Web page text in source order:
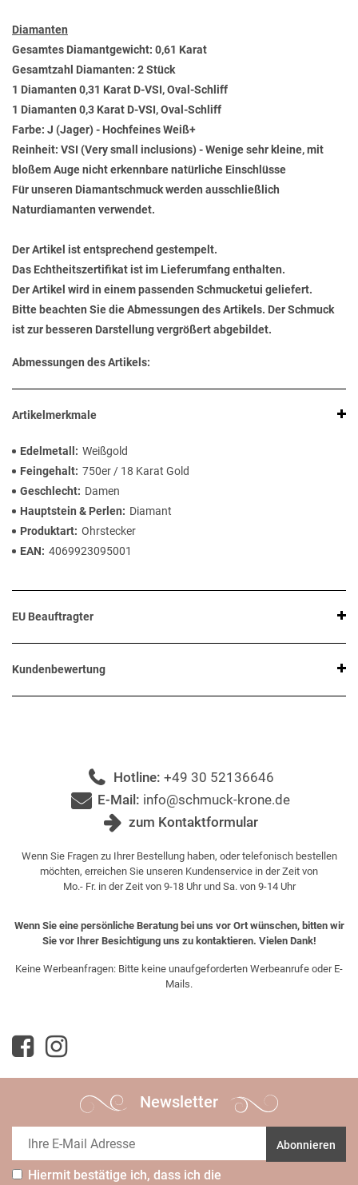
Diamanten
Gesamtes Diamantgewicht: 0,61 Karat
Gesamtzahl Diamanten: 2 Stück
1 Diamanten 0,31 Karat D-VSI, Oval-Schliff
1 Diamanten 0,3 Karat D-VSI, Oval-Schliff
Farbe: J (Jager) - Hochfeines Weiß+
Reinheit: VSI (Very small inclusions) - Wenige sehr kleine, mit
bloßem Auge nicht erkennbare natürliche Einschlüsse
Für unseren Diamantschmuck werden ausschließlich
Naturdiamanten verwendet.
Der Artikel ist entsprechend gestempelt.
Das Echtheitszertifikat ist im Lieferumfang enthalten.
Der Artikel wird in einem passenden Schmucketui geliefert.
Bitte beachten Sie die Abmessungen des Artikels. Der Schmuck
ist zur besseren Darstellung vergrößert abgebildet.
Abmessungen des Artikels:
Artikelmerkmale
Edelmetall
Weißgold
Feingehalt 750er / 18 Karat Gold
Geschlecht
Damen
Hauptstein & Perlen
Diamant
Produktart Ohrstecker
EAN
4069923095001
EU Beauftragter
Kundenbewertung
Hotline: +49 30 52136646
E-Mail: info@schmuck-krone.de
zum Kontaktformular
Wenn Sie Fragen zu Ihrer Bestellung haben, oder telefonisch bestellen
möchten, erreichen Sie unseren Kundenservice in der Zeit von
Mo.- Fr. in der Zeit von 9-18 Uhr und Sa. von 9-14 Uhr
Wenn Sie eine persönliche Beratung bei uns vor Ort wünschen, bitten wir
Sie vor Ihrer Besichtigung uns zu kontaktieren. Vielen Dank!
Keine Werbeanfragen: Bitte keine unaufgeforderten Werbeanrufe oder E-
Mails.
Newsletter
Abonnieren
Hiermit bestätige ich, dass ich die